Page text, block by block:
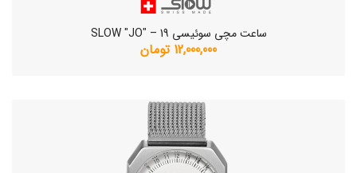
ساعت مچی سوئیسی SLOW "JO" – 19
12,000,000 تومان